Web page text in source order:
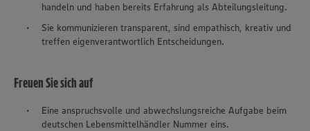
handeln und haben bereits Erfahrung als Abteilungsleitung.
Sie kommunizieren transparent, sind empathisch, kreativ und
treffen eigenverantwortlich Entscheidungen.
Freuen Sie sich auf
Eine anspruchsvolle und abwechslungsreiche Aufgabe beim
deutschen Lebensmittelhändler Nummer eins.